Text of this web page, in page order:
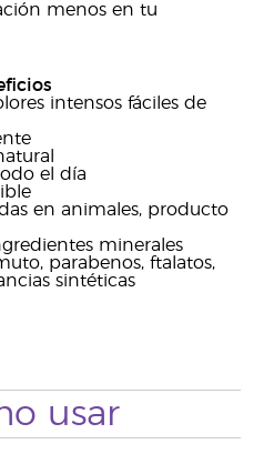
menos en tu
intensos fáciles de
el día
en animales, producto
minerales
parabenos, ftalatos,
sintéticas
usar